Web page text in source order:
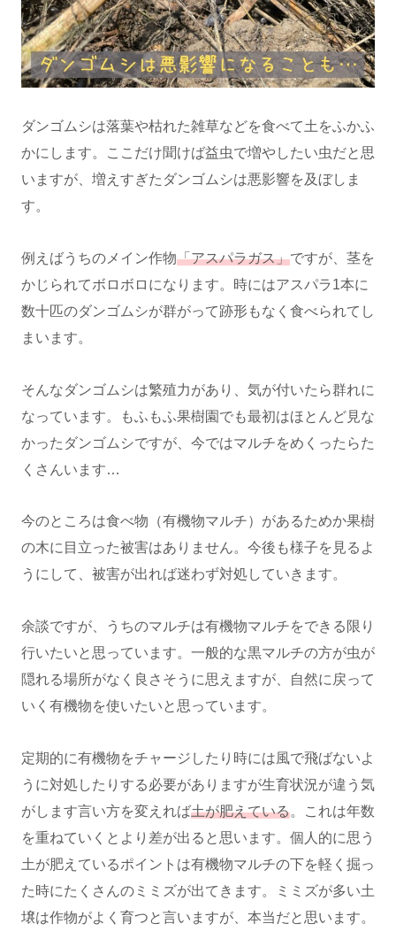
ダンゴムシは落葉や枯れた雑草などを食べて土をふかふ
かにします。ここだけ聞けば益虫で増やしたい虫だと思
いますが、増えすぎたダンゴムシは悪影響を及ぼしま
す。
例えばうちのメイン作物「アスパラガス」ですが、茎を
かじられてボロボロになります。時にはアスパラ1本に
数十匹のダンゴムシが群がって跡形もなく食べられてし
まいます。
そんなダンゴムシは繁殖力があり、気が付いたら群れに
なっています。もふもふ果樹園でも最初はほとんど見な
かったダンゴムシですが、今ではマルチをめくったらた
くさんいます…
今のところは食べ物（有機物マルチ）があるためか果樹
の木に目立った被害はありません。今後も様子を見るよ
うにして、被害が出れば迷わず対処していきます。
余談ですが、うちのマルチは有機物マルチをできる限り
行いたいと思っています。一般的な黒マルチの方が虫が
隠れる場所がなく良さそうに思えますが、自然に戻って
いく有機物を使いたいと思っています。
定期的に有機物をチャージしたり時には風で飛ばないよ
うに対処したりする必要がありますが生育状況が違う気
がします言い方を変えれば土が肥えている。これは年数
を重ねていくとより差が出ると思います。個人的に思う
土が肥えているポイントは有機物マルチの下を軽く掘っ
た時にたくさんのミミズが出てきます。ミミズが多い土
壌は作物がよく育つと言いますが、本当だと思います。